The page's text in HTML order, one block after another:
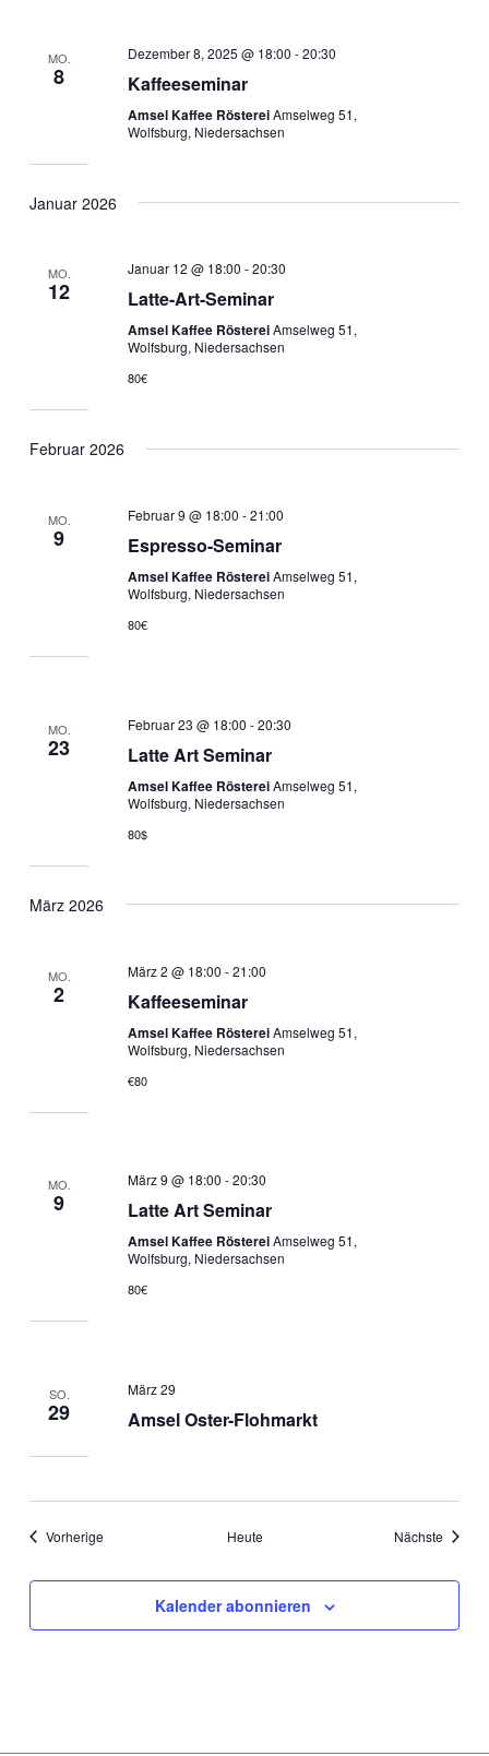
MO.
8
Dezember 8, 2025 @ 18:00 -20:30
Kaffeeseminar
Amsel Kaffee RöstereiAmselweg 51,
Wolfsburg, Niedersachsen
Januar 2026
MO.
12
Januar 12 @ 18:00 -20:30
Latte-Art-Seminar
Amsel Kaffee RöstereiAmselweg 51,
Wolfsburg, Niedersachsen
80€
Februar 2026
MO.
9
Februar 9 @ 18:00 -21:00
Espresso-Seminar
Amsel Kaffee RöstereiAmselweg 51,
Wolfsburg, Niedersachsen
80€
MO.
23
Februar 23 @ 18:00 -20:30
Latte Art Seminar
Amsel Kaffee RöstereiAmselweg 51,
Wolfsburg, Niedersachsen
80$
März 2026
MO.
2
März 2 @ 18:00 -21:00
Kaffeeseminar
Amsel Kaffee RöstereiAmselweg 51,
Wolfsburg, Niedersachsen
€80
MO.
9
März 9 @ 18:00 -20:30
Latte Art Seminar
Amsel Kaffee RöstereiAmselweg 51,
Wolfsburg, Niedersachsen
80€
SO.
29
März 29
Amsel Oster-Flohmarkt
Vorherige Heute Nächste
Kalender abonnieren